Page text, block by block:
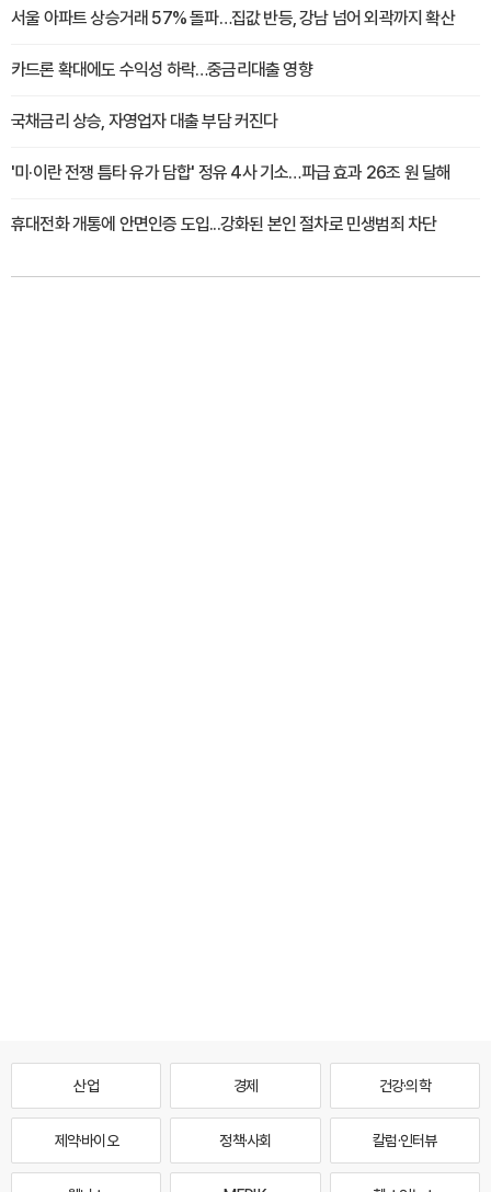
서울 아파트 상승거래 57% 돌파…집값 반등, 강남 넘어 외곽까지 확산
카드론 확대에도 수익성 하락…중금리대출 영향
국채금리 상승, 자영업자 대출 부담 커진다
'미·이란 전쟁 틈타 유가 담합' 정유 4사 기소…파급 효과 26조 원 달해
휴대전화 개통에 안면인증 도입...강화된 본인 절차로 민생범죄 차단
산업 경제 건강·의학
제약·바이오 정책·사회 칼럼·인터뷰